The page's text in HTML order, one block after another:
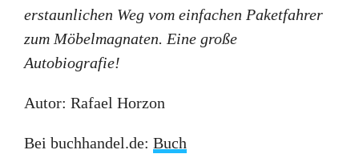
erstaunlichen Weg vom einfachen Paketfahrer
zum Möbelmagnaten. Eine große
Autobiografie!
Autor: Rafael Horzon
Bei buchhandel.de: Buch